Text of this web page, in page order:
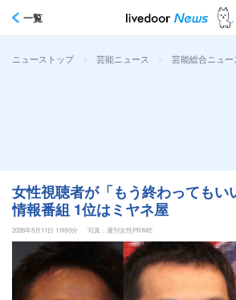
一覧
ニューストップ > 芸能ニュース > 芸能総合ニュー
女性視聴者が「もう終わってもい
情報番組 1位はミヤネ屋
2026年5月11日 11時0分 写真：週刊女性PRIME